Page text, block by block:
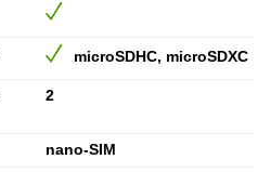
microSDHC, microSDXC
2
nano-SIM